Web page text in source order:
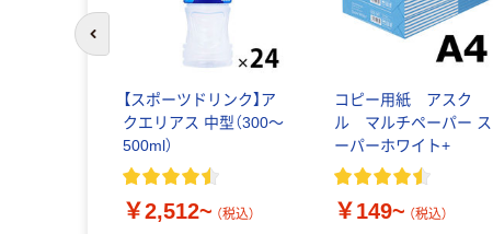
【スポーツドリンク】ア
クエリアス 中型（300～
500ml）
￥2,512~ （税込）
コピー用紙 アスク
ル マルチペーパー ス
ーパーホワイト+
￥149~ （税込）
前のスライドへ